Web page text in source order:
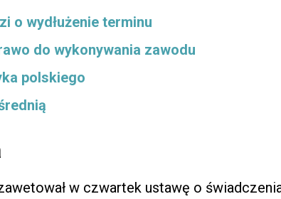
o wydłużenie terminu
do wykonywania zawodu
polskiego
w czwartek ustawę o